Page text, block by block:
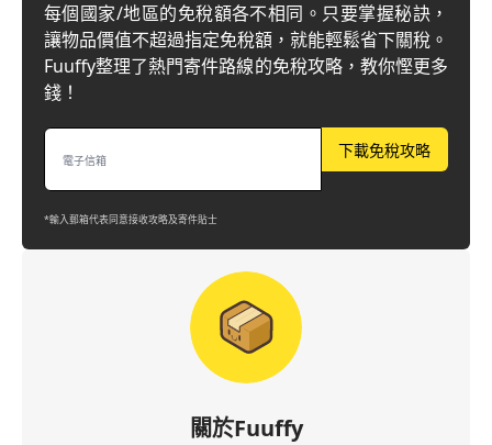
關於Fuuffy
每個國家/地區的免稅額各不相同。只要掌握秘訣，
讓物品價值不超過指定免稅額，就能輕鬆省下關稅。
Fuuffy整理了熱門寄件路線的免稅攻略，教你慳更多
錢！
下載免稅攻略
*輸入郵箱代表同意接收攻略及寄件貼士